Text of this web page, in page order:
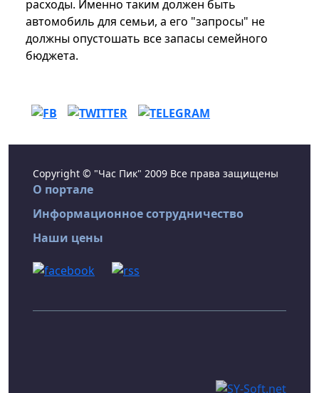
расходы. Именно таким должен быть
автомобиль для семьи, а его "запросы" не
должны опустошать все запасы семейного
бюджета.
Copyright © "Час Пик" 2009 Все права защищены
О портале
Информационное сотрудничество
Наши цены